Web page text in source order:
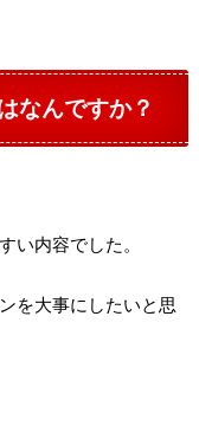
なんですか？
い内容でした。
を大事にしたいと思